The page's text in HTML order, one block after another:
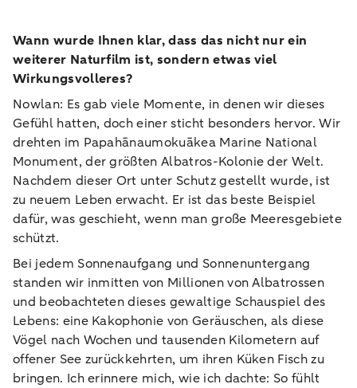
Wann wurde Ihnen klar, dass das nicht nur ein
weiterer Naturfilm ist, sondern etwas viel
Wirkungsvolleres?
Nowlan: Es gab viele Momente, in denen wir dieses
Gefühl hatten, doch einer sticht besonders hervor. Wir
drehten im Papahānaumokuākea Marine National
Monument, der größten Albatros-Kolonie der Welt.
Nachdem dieser Ort unter Schutz gestellt wurde, ist
zu neuem Leben erwacht. Er ist das beste Beispiel
dafür, was geschieht, wenn man große Meeresgebiete
schützt.
Bei jedem Sonnenaufgang und Sonnenuntergang
standen wir inmitten von Millionen von Albatrossen
und beobachteten dieses gewaltige Schauspiel des
Lebens: eine Kakophonie von Geräuschen, als diese
Vögel nach Wochen und tausenden Kilometern auf
offener See zurückkehrten, um ihren Küken Fisch zu
bringen. Ich erinnere mich, wie ich dachte: So fühlt